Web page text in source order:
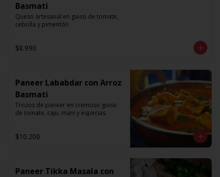
Basmati
Queso artesanal en guiso de tomate,
cebolla y pimentón
$8.990
Paneer Lababdar con Arroz
Basmati
Trozos de paneer en cremoso guiso
de tomate, caju, mani y especias
$10.200
Paneer Tikka Masala con